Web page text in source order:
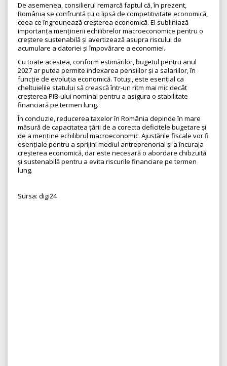
De asemenea, consilierul remarcă faptul că, în prezent,
România se confruntă cu o lipsă de competitivitate economică,
ceea ce îngreunează creșterea economică. El subliniază
importanța menținerii echilibrelor macroeconomice pentru o
creștere sustenabilă și avertizează asupra riscului de
acumulare a datoriei și împovărare a economiei.
Cu toate acestea, conform estimărilor, bugetul pentru anul
2027 ar putea permite indexarea pensiilor și a salariilor, în
funcție de evoluția economică. Totuși, este esențial ca
cheltuielile statului să crească într-un ritm mai mic decât
creșterea PIB-ului nominal pentru a asigura o stabilitate
financiară pe termen lung.
În concluzie, reducerea taxelor în România depinde în mare
măsură de capacitatea țării de a corecta deficitele bugetare și
de a menține echilibrul macroeconomic. Ajustările fiscale vor fi
esențiale pentru a sprijini mediul antreprenorial și a încuraja
creșterea economică, dar este necesară o abordare chibzuită
și sustenabilă pentru a evita riscurile financiare pe termen
lung.
Sursa: digi24